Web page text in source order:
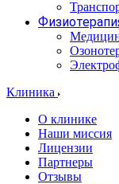
Клиника
О клинике
Наши миссия
Лицензии
Партнеры
Отзывы